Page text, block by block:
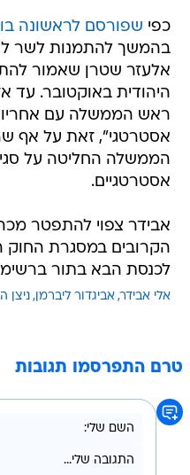
כפי שפורסם לראשונה
בהמשך להתמנות לשר
אלעזר שטרן שאמור
היהודית באוקטובר. עד
ראש הממשלה עם
אסטרטגי", זאת על אף
הממשלה החליטה על
אסטרטגיים.
אבידר צפוי להתפטר
הקרובים במסגרת החוק
לכנסת הבא בתור
אלי אבידר אביגדור ליברמן ניצן
טרם התפרסמו תגובות